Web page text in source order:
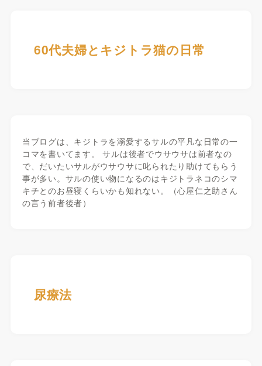
60代夫婦とキジトラ猫の日常
当ブログは、キジトラを溺愛するサルの平凡な日常の一
コマを書いてます。 サルは後者でウサウサは前者なの
で、だいたいサルがウサウサに叱られたり助けてもらう
事が多い。サルの使い物になるのはキジトラネコのシマ
キチとのお昼寝くらいかも知れない。（心屋仁之助さん
の言う前者後者）
尿療法